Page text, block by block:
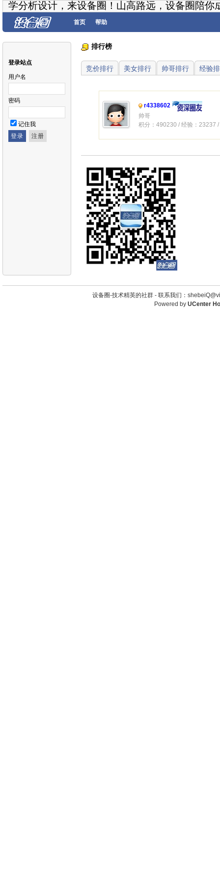
学分析设计，来设备圈！山高路远，设备圈陪你
首页 帮助
登录站点
用户名
密码
记住我
排行榜
竞价排行 美女排行 帅哥排行 经验
r4338602
帅哥
积分：490230 / 经验：23237
设备圈-技术精英的社群 - 联系我们：
Powered by UCenter